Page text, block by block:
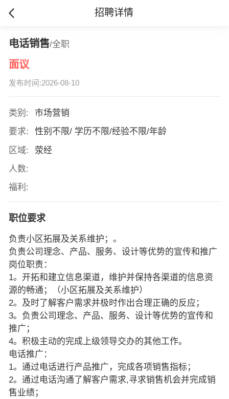
招聘详情
电话销售/全职
面议
发布时间:2026-08-10
类别:
市场营销
要求:
性别不限/ 学历不限/经验不限/年龄
区域:
荥经
人数:
福利:
职位要求
负责小区拓展及关系维护；。
负责公司理念、产品、服务、设计等优势的宣传和推广
岗位职责：
1。开拓和建立信息渠道，维护并保持各渠道的信息资
源的畅通；（小区拓展及关系维护）
2。及时了解客户需求并极时作出合理正确的反应；
3。负责公司理念、产品、服务、设计等优势的宣传和
推广；
4。积极主动的完成上级领导交办的其他工作。
电话推广：
1。通过电话进行产品推广，完成各项销售指标；
2。通过电话沟通了解客户需求,寻求销售机会并完成销
售业绩；